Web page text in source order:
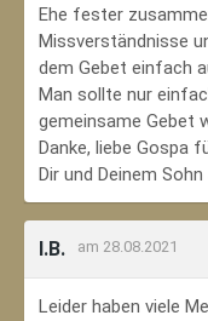
Ehe fester
Missverständnisse
dem Gebet einfach
Man sollte nur
gemeinsame Gebet
Danke, liebe Gospa
Dir und Deinem
I.B. am 28.08.2021
Leider haben viele